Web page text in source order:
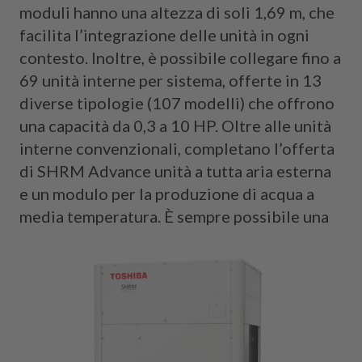
moduli hanno una altezza di soli 1,69 m, che
facilita l’integrazione delle unità in ogni
contesto. Inoltre, è possibile collegare fino a
69 unità interne per sistema, offerte in 13
diverse tipologie (107 modelli) che offrono
una capacità da 0,3 a 10 HP. Oltre alle unità
interne convenzionali, completano l’offerta
di SHRM Advance unità a tutta aria esterna
e un modulo per la produzione di acqua a
media temperatura. È sempre possibile una